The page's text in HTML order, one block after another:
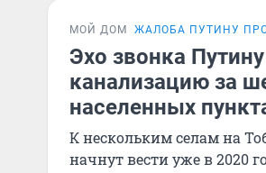
МОЙ ДОМ ЖАЛОБА ПУТИНУ
Эхо звонка
канализацию за
населенных
К нескольким селам на
начнут вести уже в 2020